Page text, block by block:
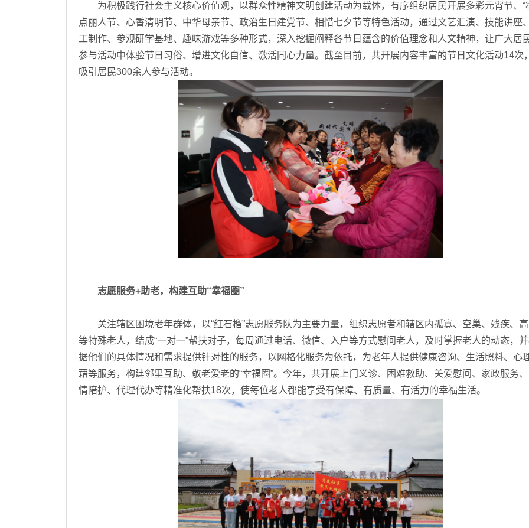
为积极践行社会主义核心价值观，以群众性精神文明创建活动为载体，有序组织居民开展多彩元宵节、“
点丽人节、心香清明节、中华母亲节、政治生日建党节、相惜七夕节等特色活动，通过文艺汇演、技能讲座
工制作、参观研学基地、趣味游戏等多种形式，深入挖掘阐释各节日蕴含的价值理念和人文精神，让广大居
参与活动中体验节日习俗、增进文化自信、激活同心力量。截至目前，共开展内容丰富的节日文化活动14次，
吸引居民300余人参与活动。
志愿服务+助老，构建互助“幸福圈”
关注辖区困境老年群体，以“红石榴”志愿服务队为主要力量，组织志愿者和辖区内孤寡、空巢、残疾、
等特殊老人，结成“一对一”帮扶对子，每周通过电话、微信、入户等方式慰问老人，及时掌握老人的动态，
据他们的具体情况和需求提供针对性的服务，以网格化服务为依托，为老年人提供健康咨询、生活照料、心
藉等服务，构建邻里互助、敬老爱老的“幸福圈”。今年，共开展上门义诊、困难救助、关爱慰问、家政服务
情陪护、代理代办等精准化帮扶18次，使每位老人都能享受有保障、有质量、有活力的幸福生活。